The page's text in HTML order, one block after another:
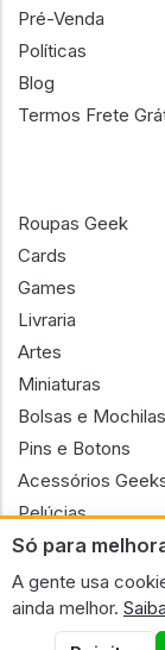
Só para
A gente usa
ainda melhor.
Pré-Venda
Políticas
Blog
Termos Frete
Roupas Geek
Cards
Games
Livraria
Artes
Miniaturas
Bolsas e Mochilas
Pins e Botons
Acessórios
Pelúcias
Bonecas